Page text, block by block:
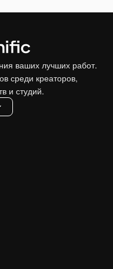
ваших лучших работ.
среди креаторов,
и студий.